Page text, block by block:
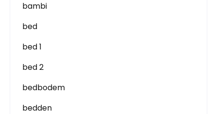
bambi
bed
bed 1
bed 2
bedbodem
bedden